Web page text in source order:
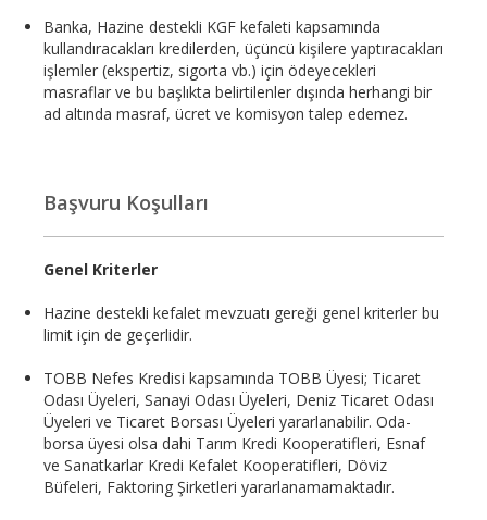
Banka, Hazine destekli KGF kefaleti kapsamında
kullandıracakları kredilerden, üçüncü kişilere yaptıracakları
işlemler (ekspertiz, sigorta vb.) için ödeyecekleri
masraflar ve bu başlıkta belirtilenler dışında herhangi bir
ad altında masraf, ücret ve komisyon talep edemez.
Başvuru Koşulları
Genel Kriterler
Hazine destekli kefalet mevzuatı gereği genel kriterler bu
limit için de geçerlidir.
TOBB Nefes Kredisi kapsamında TOBB Üyesi; Ticaret
Odası Üyeleri, Sanayi Odası Üyeleri, Deniz Ticaret Odası
Üyeleri ve Ticaret Borsası Üyeleri yararlanabilir. Oda-
borsa üyesi olsa dahi Tarım Kredi Kooperatifleri, Esnaf
ve Sanatkarlar Kredi Kefalet Kooperatifleri, Döviz
Büfeleri, Faktoring Şirketleri yararlanamamaktadır.